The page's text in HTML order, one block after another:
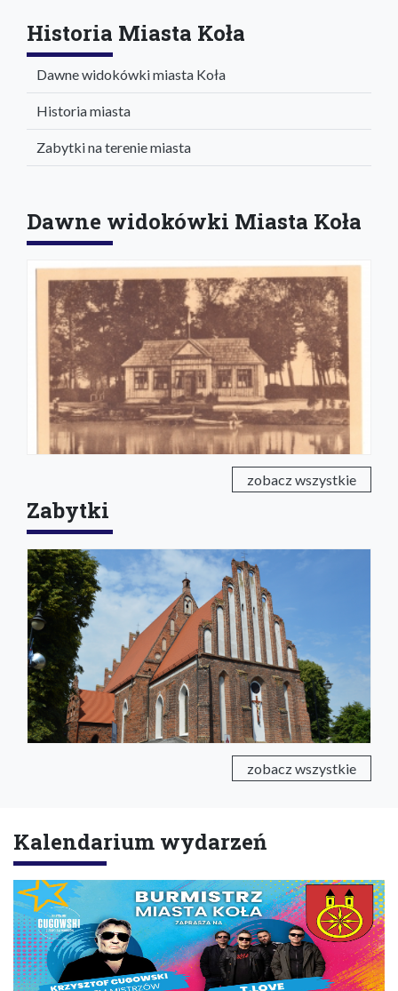
Historia Miasta Koła
Dawne widokówki miasta Koła
Historia miasta
Zabytki na terenie miasta
Dawne widokówki Miasta Koła
zobacz wszystkie
Zabytki
zobacz wszystkie
Kalendarium wydarzeń